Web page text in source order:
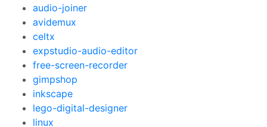
audio-joiner
avidemux
celtx
expstudio-audio-editor
free-screen-recorder
gimpshop
inkscape
lego-digital-designer
linux